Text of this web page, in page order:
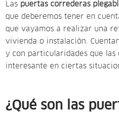
Las puertas correderas
que deberemos tener en
que vayamos a realizar una
vivienda o instalación.
y con particularidades que las
interesante en ciertas
¿Qué son las